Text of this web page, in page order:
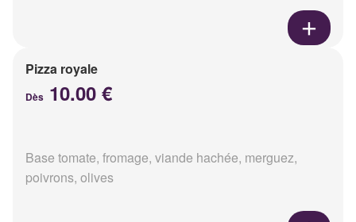
Pizza royale
Dès 10.00 €
Base tomate, fromage, viande hachée, merguez,
poivrons, olives